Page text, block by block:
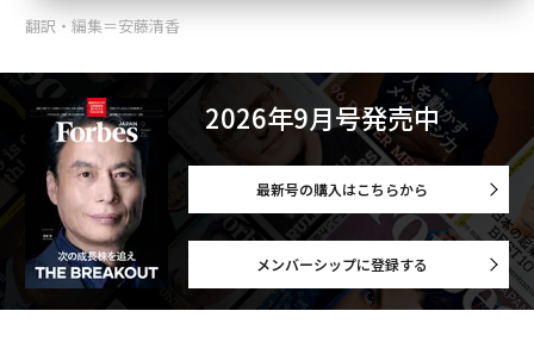
翻訳・編集＝安藤清香
2026年9月号発売中
最新号の購入はこちらから
メンバーシップに登録する